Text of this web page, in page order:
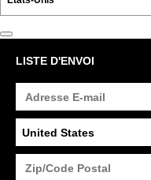
LISTE D'ENVOI